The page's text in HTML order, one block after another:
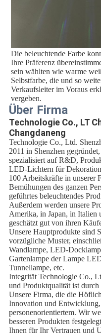
Die beleuchtende Farbe
Ihre Präferenz
sein wählten wie warme
Selbstfarbe, die und so
Verkaufsleiter im Voraus
vergeben.
Über Firma
Technologie Co., LT
Changdaneng
Technologie Co., Ltd.
2011 in Shenzhen
spezialisiert auf R&D,
LED-Lichtern für
100 Arbeitskräfte in unserer
Bemühungen des ganzen
geführtes beleuchtendes
Außerdem werden unsere
Amerika, in Japan, in Italien
geschätzt gut von ihren
Unsere Hauptprodukte sind
vorzügliche Muster,
Wandlampe, LED-
Gartenlampe der Lampe
Tunnellampe, etc.
Integrität Technologie Co.,
und Produktqualität ist
Unsere Firma, die die
Innovation und
personenorientiertem. Wir
besseren Produkten
Ihnen für Ihr Vertrauen und